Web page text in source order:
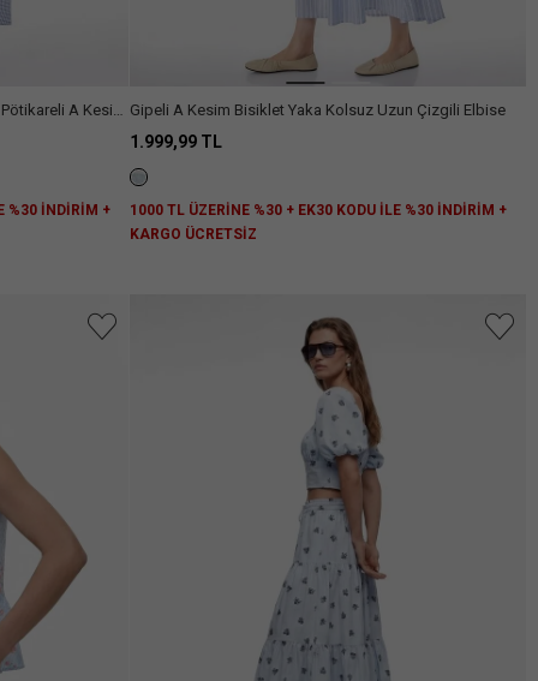
A Kesim
%30 İNDİRİM +
Gipeli A Kesim Bisiklet Yaka Kolsuz Uzun Çizgili Elbise
1.999,99 TL
1000 TL ÜZERİNE %30 + EK30 KODU İLE %30 İNDİRİM +
KARGO ÜCRETSİZ
Arama